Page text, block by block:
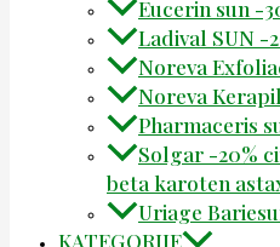
Eucerin sun -
Ladival SUN -
Noreva
Noreva
Pharmaceris
Solgar -20%
beta karoten
Uriage
KATEGORIJE